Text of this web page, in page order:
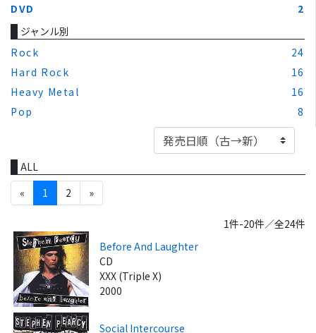
DVD
2
ジャンル別
Rock
24
Hard Rock
16
Heavy Metal
16
Pop
8
ALL
«
1 2 »
1件-20件／全24件
Before And Laughter
CD
XXX (Triple X)
2000
Social Intercourse